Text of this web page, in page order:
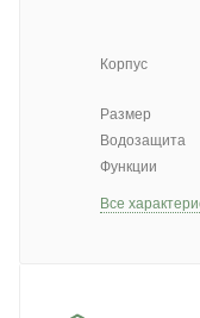
Корпус
Размер
Водозащита
Функции
Все